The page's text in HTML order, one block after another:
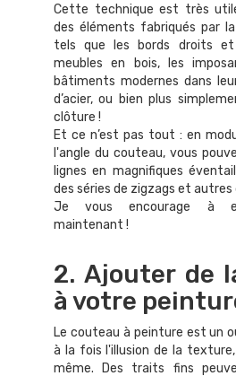
Cette technique est très
des éléments fabriqués par
tels que les bords droits et
meubles en bois, les
bâtiments modernes dans
d’acier, ou bien plus
clôture !
Et ce n’est pas tout : en
l'angle du couteau, vous
lignes en magnifiques
des séries de zigzags et autres
Je vous encourage à
maintenant !
2. Ajouter de
à votre
Le couteau à peinture est un
à la fois l'illusion de la
même. Des traits fins